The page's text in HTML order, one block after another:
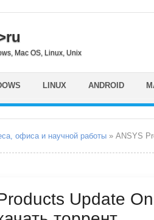
Mac OS, Linux, Unix
LINUX ANDROID
офиса и научной работы » ANSYS
Update